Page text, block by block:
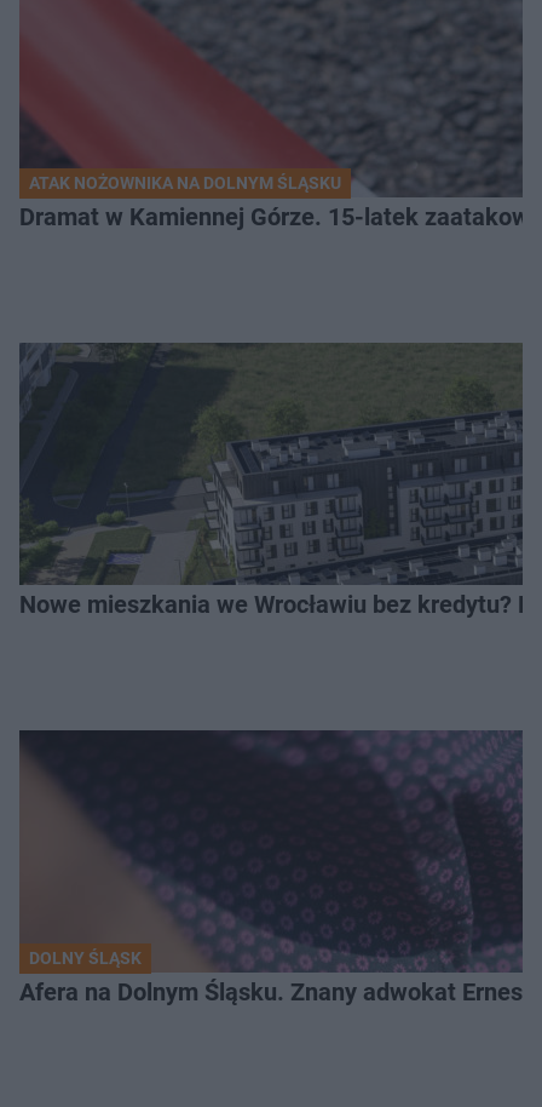
ATAK NOŻOWNIKA NA DOLNYM ŚLĄSKU
Dramat w Kamiennej Górze. 15-latek
Nowe mieszkania we Wrocławiu bez kredytu?
DOLNY ŚLĄSK
Afera na Dolnym Śląsku. Znany adwokat Ernest